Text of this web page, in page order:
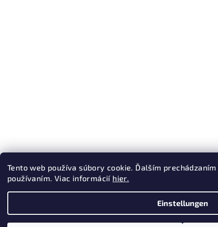
Tento web používa súbory cookie. Ďalším
používaním. Viac informácií hier.
Einstellungen